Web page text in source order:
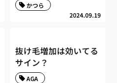
2024.09.19
かつら
抜け毛増加は効いてる
サイン？
AGA